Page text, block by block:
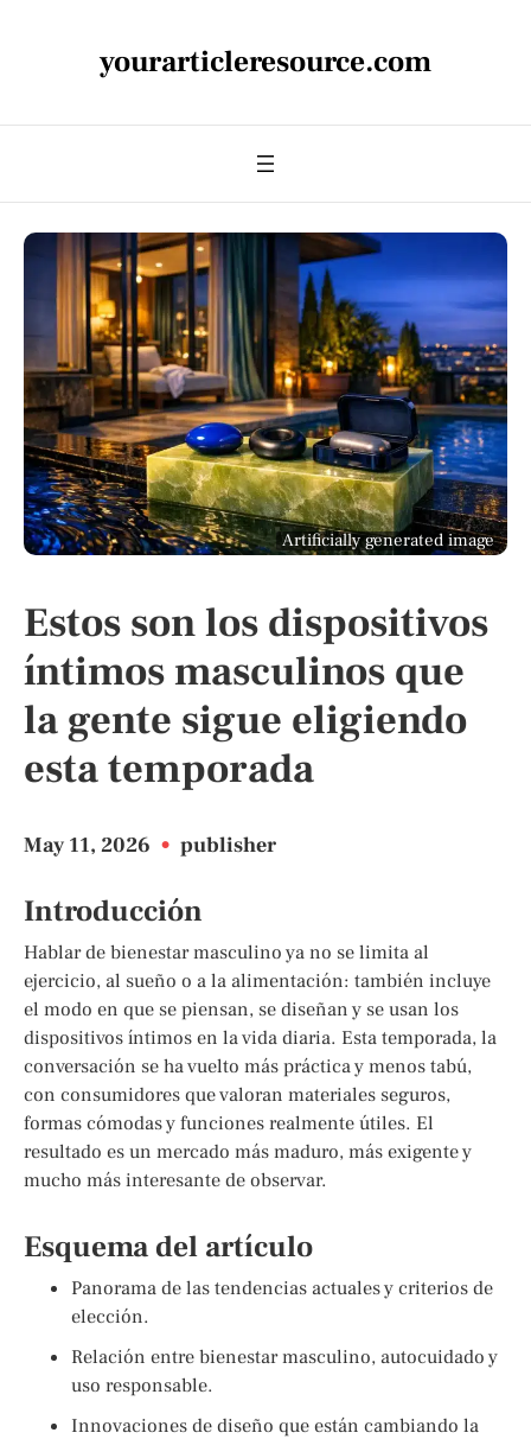
yourarticleresource.com
Artificially generated image
Estos son los dispositivos
íntimos masculinos que
la gente sigue eligiendo
esta temporada
May 11, 2026 • publisher
Introducción
Hablar de bienestar masculino ya no se limita al
ejercicio, al sueño o a la alimentación: también incluye
el modo en que se piensan, se diseñan y se usan los
dispositivos íntimos en la vida diaria. Esta temporada, la
conversación se ha vuelto más práctica y menos tabú,
con consumidores que valoran materiales seguros,
formas cómodas y funciones realmente útiles. El
resultado es un mercado más maduro, más exigente y
mucho más interesante de observar.
Esquema del artículo
Panorama de las tendencias actuales y criterios de
elección.
Relación entre bienestar masculino, autocuidado y
uso responsable.
Innovaciones de diseño que están cambiando la